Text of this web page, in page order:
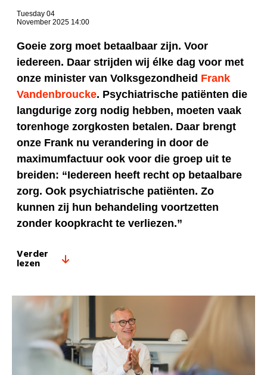
Tuesday 04
November 2025 14:00
Goeie zorg moet betaalbaar zijn. Voor
iedereen. Daar strijden wij élke dag voor met
onze minister van Volksgezondheid Frank
Vandenbroucke. Psychiatrische patiënten die
langdurige zorg nodig hebben, moeten vaak
torenhoge zorgkosten betalen. Daar brengt
onze Frank nu verandering in door de
maximumfactuur ook voor die groep uit te
breiden: “Iedereen heeft recht op betaalbare
zorg. Ook psychiatrische patiënten. Zo
kunnen zij hun behandeling voortzetten
zonder koopkracht te verliezen.”
Verder
lezen